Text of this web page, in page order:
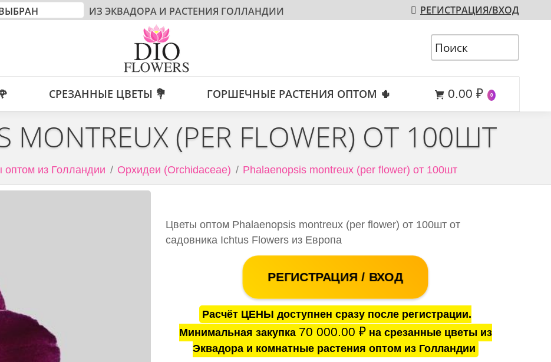
ИЗ ЭКВАДОРА И РАСТЕНИЯ ГОЛЛАНДИИ РЕГИСТРАЦИЯ/ВХОД
СРЕЗАННЫЕ ЦВЕТЫ 💐 ГОРШЕЧНЫЕ РАСТЕНИЯ ОПТОМ 🌵 0.00 ₽ 0
MONTREUX (PER FLOWER) ОТ 100ШТ
оптом из Голландии Орхидеи (Orchidaceae) Phalaenopsis montreux (per flower) от 100шт
Цветы оптом Phalaenopsis montreux (per flower) от 100шт от
садовника Ichtus Flowers из Европа
РЕГИСТРАЦИЯ / ВХОД
Расчёт ЦЕНЫ доступнен сразу после регистрации.
Минимальная закупка 70 000.00 ₽на срезанные цветы из
Эквадора и комнатные растения оптом из Голландии